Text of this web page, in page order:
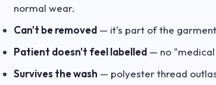
normal wear.
Can't be removed — it's part of the
Patient doesn't feel labelled — no
Survives the wash — polyester thread